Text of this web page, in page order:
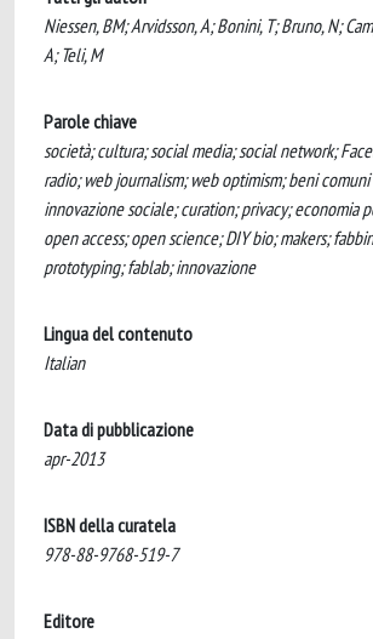
Niessen, BM; Arvidsson, A; Bonini, T; Bruno, N;
A; Teli, M
Parole chiave
società; cultura; social media; social network;
radio; web journalism; web optimism; beni
innovazione sociale; curation; privacy; economia
open access; open science; DIY bio; makers;
prototyping; fablab; innovazione
Lingua del contenuto
Italian
Data di pubblicazione
apr-2013
ISBN della curatela
978-88-9768-519-7
Editore